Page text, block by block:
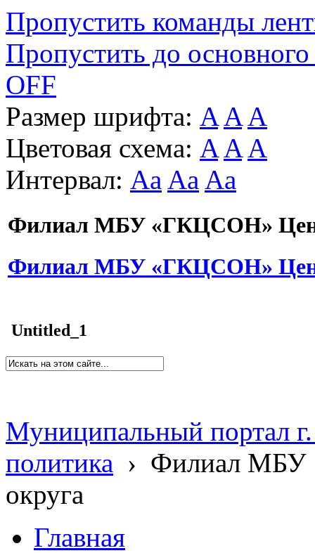
Пропустить команды
Пропустить до основного
OFF
Размер шрифта: A A A
Цветовая схема: A A A
Интервал: Aa Aa Aa
Филиал МБУ «ГКЦСОН»
Филиал МБУ «ГКЦСОН»
Untitled_1
Муниципальный портал
политика › Филиал МБУ
округа
Главная